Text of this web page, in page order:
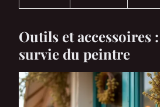
Outils et accessoires
survie du peintre